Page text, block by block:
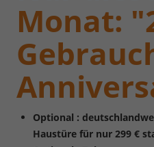
Monat:
Optional :
Haustüre für nur 299 €